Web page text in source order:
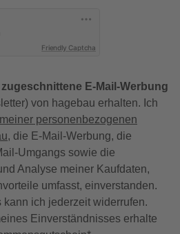
Friendly Captcha
zugeschnittene E-Mail-Werbung
von hagebau erhalten. Ich
personenbezogenen
, die E-Mail-Werbung, die
Umgangs sowie die
Analyse meiner Kaufdaten,
umfasst, einverstanden.
kann ich jederzeit widerrufen.
Einverständnisses erhalte